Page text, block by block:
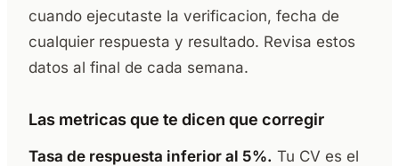
cuando ejecutaste la verificacion, fecha de
cualquier respuesta y resultado. Revisa estos
datos al final de cada semana.
Las metricas que te dicen que corregir
Tasa de respuesta inferior al 5%. Tu CV es el